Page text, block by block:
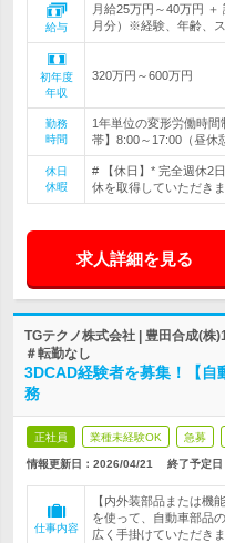
給与
月給25万円～40万円 ＋
月分）※経験、年齢、
初年度
年収
320万円～600万円
勤務
時間
1年単位の変形労働時
帯】8:00～17:00（昼休
休日
休暇
# 【休日】* 完全週休2
休を取得していただき
求人詳細を見る
TGテクノ株式会社 | 豊田合成(株
＃転勤なし
3DCAD経験者を募集！【自
務
正社員 業種未経験OK 急募
情報更新日：2026/04/21 終了予定日
仕事内容
【内外装部品または機
を使って、自動車部品
広く手掛けていただきま